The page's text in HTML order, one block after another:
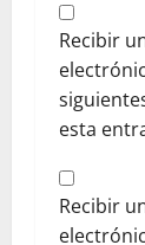
Recibir
esta
Recibir